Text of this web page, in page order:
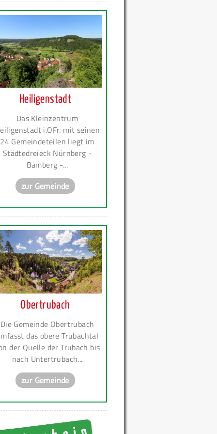
Heiligenstadt
Das Kleinzentrum
i.OFr. mit seinen
24 Gemeindeteilen liegt im
Städtedreieck Nürnberg -
Bamberg -...
zur Gemeinde
Obertrubach
Die Gemeinde Obertrubach
das obere Trubachtal
der Quelle der Trubach bis
nach Untertrubach...
zur Gemeinde